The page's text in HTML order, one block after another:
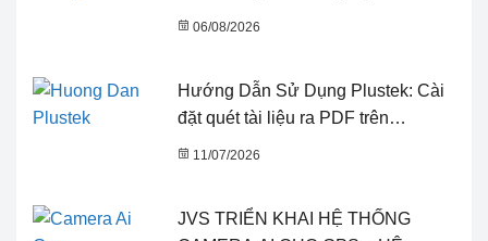
& Những Điều Cần Biết
06/08/2026
Hướng Dẫn Sử Dụng Plustek: Cài
đặt quét tài liệu ra PDF trên
DocActionPlus | JVS
11/07/2026
JVS TRIỂN KHAI HỆ THỐNG